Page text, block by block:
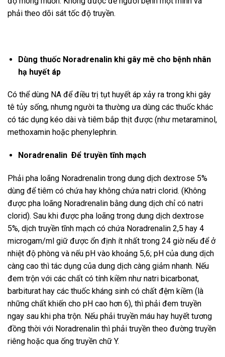
phải theo dõi sát tốc độ truyền.
Dùng thuốc Noradrenalin khi gây mê cho bệnh nhân
hạ huyết áp
Có thể dùng NA để điều trị tụt huyết áp xảy ra trong khi gây
tê tủy sống, nhưng người ta thường ưa dùng các thuốc khác
có tác dụng kéo dài và tiêm bắp thịt được (như metaraminol,
methoxamin hoặc phenylephrin.
Noradrenalin Ðể truyền tĩnh mạch
Phải pha loãng Noradrenalin trong dung dịch dextrose 5%
dùng để tiêm có chứa hay không chứa natri clorid. (Không
được pha loãng Noradrenalin bằng dung dịch chỉ có natri
clorid). Sau khi được pha loãng trong dung dịch dextrose
5%, dịch truyền tĩnh mạch có chứa Noradrenalin 2,5 hay 4
microgam/ml giữ được ổn định ít nhất trong 24 giờ nếu để ở
nhiệt độ phòng và nếu pH vào khoảng 5,6; pH của dung dịch
càng cao thì tác dụng của dung dịch càng giảm nhanh. Nếu
đem trộn với các chất có tính kiềm như natri bicarbonat,
barbiturat hay các thuốc kháng sinh có chất đệm kiềm (là
những chất khiến cho pH cao hơn 6), thì phải đem truyền
ngay sau khi pha trộn. Nếu phải truyền máu hay huyết tương
đồng thời với Noradrenalin thì phải truyền theo đường truyền
riêng hoặc qua ống truyền chữ Y.